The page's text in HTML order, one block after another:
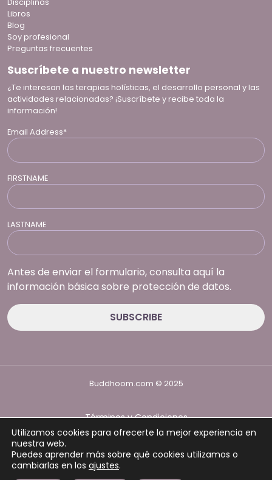
Disciplinas
Libros
Blog
Soy profesional
Preguntas frecuentes
Suscríbete a nuestro newsletter
¿Te interesan las terapias holísticas, el desarrollo personal y las
actividades relacionadas? ¡Suscríbete y recibe toda la
información!
Email Address*
FIRSTNAME
LASTNAME
Antes de enviar el formulario, consulta aquí la
información básica sobre protección de datos.
Buddhoom.com © 2025
Términos y Condiciones
Política de Privacidad
Utilizamos cookies para ofrecerte la mejor experiencia en
nuestra web.
Puedes aprender más sobre qué cookies utilizamos o
cambiarlas en los ajustes.